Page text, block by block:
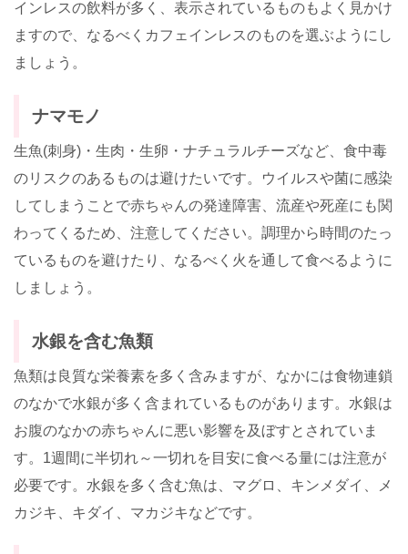
インレスの飲料が多く、表示されているものもよく見かけ
ますので、なるべくカフェインレスのものを選ぶようにし
ましょう。
ナマモノ
生魚(刺身)・生肉・生卵・ナチュラルチーズなど、食中毒
のリスクのあるものは避けたいです。ウイルスや菌に感染
してしまうことで赤ちゃんの発達障害、流産や死産にも関
わってくるため、注意してください。調理から時間のたっ
ているものを避けたり、なるべく火を通して食べるように
しましょう。
水銀を含む魚類
魚類は良質な栄養素を多く含みますが、なかには食物連鎖
のなかで水銀が多く含まれているものがあります。水銀は
お腹のなかの赤ちゃんに悪い影響を及ぼすとされていま
す。1週間に半切れ～一切れを目安に食べる量には注意が
必要です。水銀を多く含む魚は、マグロ、キンメダイ、メ
カジキ、キダイ、マカジキなどです。